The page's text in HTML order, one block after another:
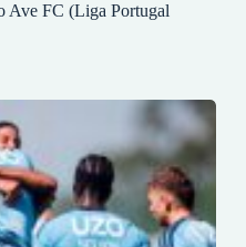
Ave FC (Liga Portugal